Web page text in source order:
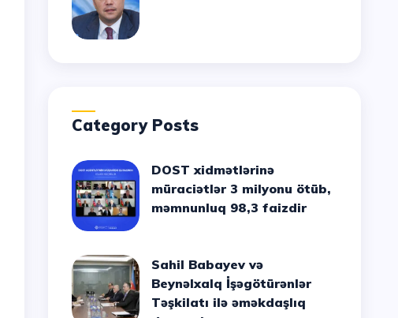
Category Posts
DOST xidmətlərinə
müraciətlər 3 milyonu ötüb,
məmnunluq 98,3 faizdir
Sahil Babayev və
Beynəlxalq İşəgötürənlər
Təşkilatı ilə əməkdaşlıq